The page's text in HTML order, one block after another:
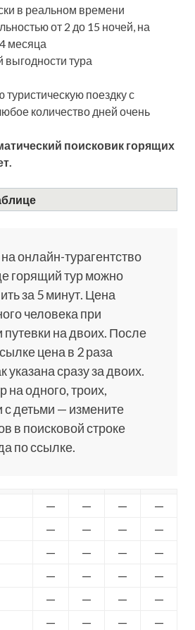
в реальном времени
от 2 до 15 ночей, на
месяца
выгодности тура
поездку с
количество дней очень
поисковик горящих
онлайн-турагентство
горящий тур можно
за 5 минут. Цена
человека при
на двоих. После
цена в 2 раза
указана сразу за двоих.
на одного, троих,
с детьми — измените
в поисковой строке
по ссылке.
— — —
—
— — —
—
— — —
—
— — —
—
— — —
—
— — —
—